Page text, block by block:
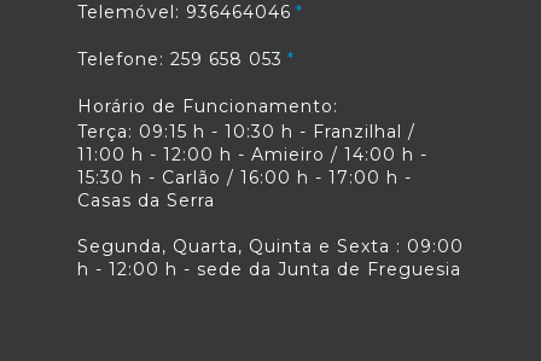
Telemóvel: 936464046
Telefone: 259 658 053
Horário de Funcionamento:
Terça: 09:15 h - 10:30 h - Franzilhal /
11:00 h - 12:00 h - Amieiro / 14:00 h -
15:30 h - Carlão / 16:00 h - 17:00 h -
Casas da Serra
Segunda, Quarta, Quinta e Sexta : 09:00
h - 12:00 h - sede da Junta de Freguesia